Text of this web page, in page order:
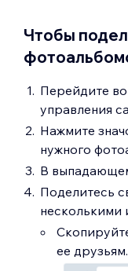
Чтобы
Перейдите
управления
Нажмите
нужного
В
Поделитесь
несколькими
ее друзьям.